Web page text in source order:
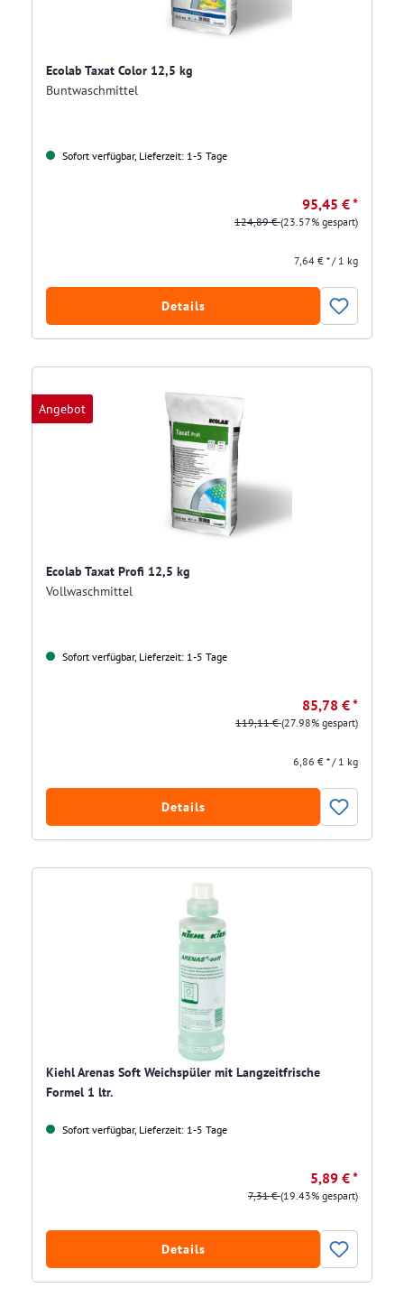
Ecolab Taxat Color 12,5 kg
Buntwaschmittel
Sofort verfügbar, Lieferzeit: 1-5 Tage
95,45 € *
124,89 €(23.57% gespart)
7,64 € * / 1 kg
Details
Angebot
Ecolab Taxat Profi 12,5 kg
Vollwaschmittel
Sofort verfügbar, Lieferzeit: 1-5 Tage
85,78 € *
119,11 €(27.98% gespart)
6,86 € * / 1 kg
Details
Kiehl Arenas Soft Weichspüler mit Langzeitfrische
Formel 1 ltr.
Sofort verfügbar, Lieferzeit: 1-5 Tage
5,89 € *
7,31 €(19.43% gespart)
Details